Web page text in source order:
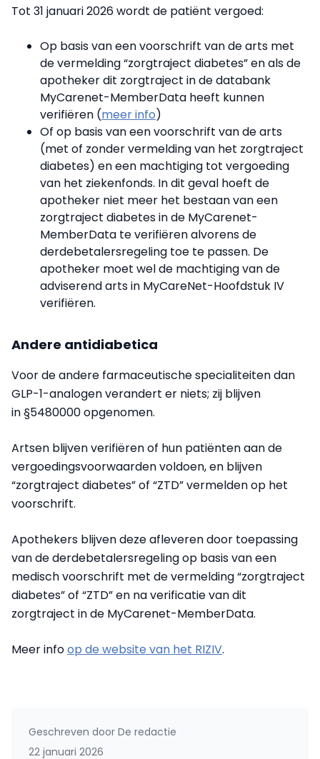
Tot 31 januari 2026 wordt de patiënt vergoed:
Op basis van een voorschrift van de arts met
de vermelding “zorgtraject diabetes” en als de
apotheker dit zorgtraject in de databank
MyCarenet-MemberData heeft kunnen
verifiëren (meer info)
Of op basis van een voorschrift van de arts
(met of zonder vermelding van het zorgtraject
diabetes) en een machtiging tot vergoeding
van het ziekenfonds. In dit geval hoeft de
apotheker niet meer het bestaan van een
zorgtraject diabetes in de MyCarenet-
MemberData te verifiëren alvorens de
derdebetalersregeling toe te passen. De
apotheker moet wel de machtiging van de
adviserend arts in MyCareNet-Hoofdstuk IV
verifiëren.
Andere antidiabetica
Voor de andere farmaceutische specialiteiten dan
GLP-1-analogen verandert er niets; zij blijven
in §5480000 opgenomen.
Artsen blijven verifiëren of hun patiënten aan de
vergoedingsvoorwaarden voldoen, en blijven
“zorgtraject diabetes” of “ZTD” vermelden op het
voorschrift.
Apothekers blijven deze afleveren door toepassing
van de derdebetalersregeling op basis van een
medisch voorschrift met de vermelding “zorgtraject
diabetes” of “ZTD” en na verificatie van dit
zorgtraject in de MyCarenet-MemberData.
Meer infoop de website van het RIZIV.
Geschreven door De redactie
22 januari 2026